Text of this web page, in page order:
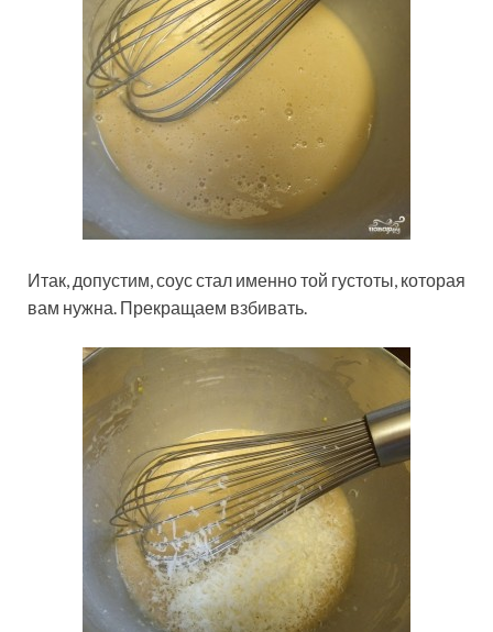
Итак, допустим, соус стал именно той густоты, которая
вам нужна. Прекращаем взбивать.